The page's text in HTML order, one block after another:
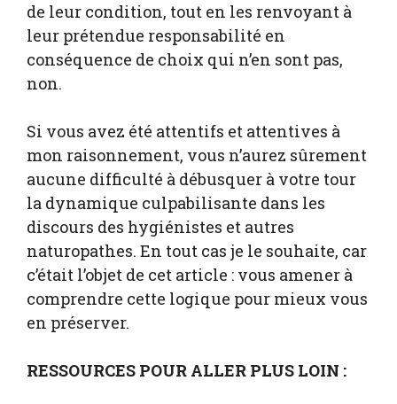
de leur condition, tout en les renvoyant à
leur prétendue responsabilité en
conséquence de choix qui n’en sont pas,
non.
Si vous avez été attentifs et attentives à
mon raisonnement, vous n’aurez sûrement
aucune difficulté à débusquer à votre tour
la dynamique culpabilisante dans les
discours des hygiénistes et autres
naturopathes. En tout cas je le souhaite, car
c’était l’objet de cet article : vous amener à
comprendre cette logique pour mieux vous
en préserver.
RESSOURCES POUR ALLER PLUS LOIN :